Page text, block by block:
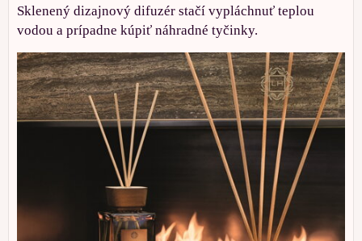
Sklenený dizajnový difuzér stačí vypláchnuť teplou
vodou a prípadne kúpiť náhradné tyčinky.